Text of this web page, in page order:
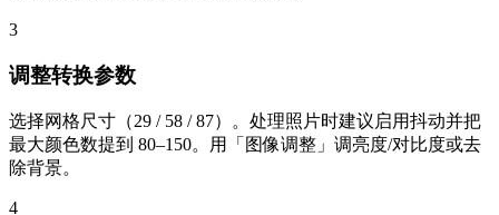
3
调整转换参数
选择网格尺寸（29 / 58 / 87）。处理照片时建议启用抖动并把
最大颜色数提到 80–150。用「图像调整」调亮度/对比度或去
除背景。
4